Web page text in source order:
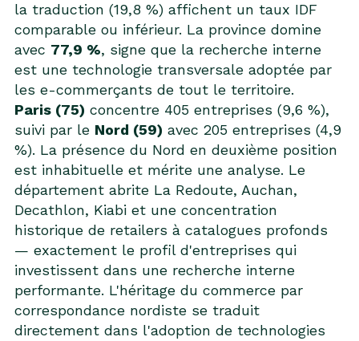
la traduction (19,8 %) affichent un taux IDF
comparable ou inférieur. La province domine
avec 77,9 %, signe que la recherche interne
est une technologie transversale adoptée par
les e-commerçants de tout le territoire.
Paris (75) concentre 405 entreprises (9,6 %),
suivi par le Nord (59) avec 205 entreprises (4,9
%). La présence du Nord en deuxième position
est inhabituelle et mérite une analyse. Le
département abrite La Redoute, Auchan,
Decathlon, Kiabi et une concentration
historique de retailers à catalogues profonds
— exactement le profil d'entreprises qui
investissent dans une recherche interne
performante. L'héritage du commerce par
correspondance nordiste se traduit
directement dans l'adoption de technologies